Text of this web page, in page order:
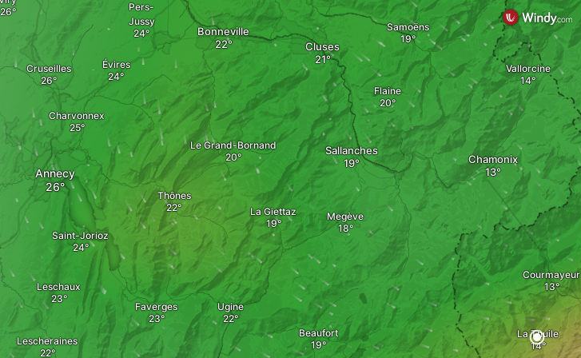
La Thuile
Courmayeur
Vallorcine
Flaine
Chamonix
Ugine
Beaufort
Megève
Sallanches
Cluses
La Giettaz
Le Grand-Bornand
Samoëns
Bonneville
Faverges
Leschaux
Lescheraines
Évires
Thônes
Annecy
Saint-Jorioz
Cruseilles
Charvonnex
Pers-
Jussy